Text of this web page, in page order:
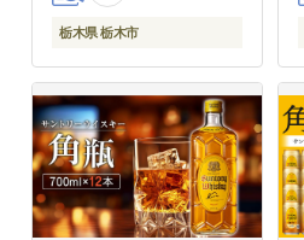
栃木県 栃木市